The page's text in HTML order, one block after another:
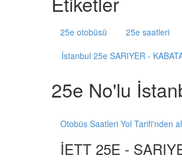
25e otobüsü 25e saatleri
İstanbul 25e SARIYER -
25e No'lu
Otobüs Saatleri Yol Tarifi'nden
İETT 25E -